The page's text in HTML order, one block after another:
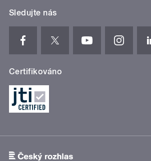
Sledujte nás
Certifikováno